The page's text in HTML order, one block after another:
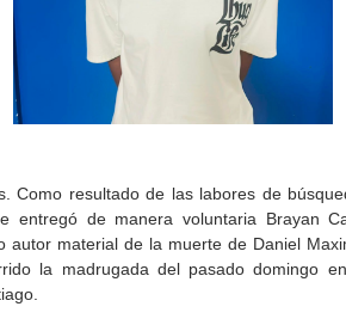
Como resultado de las labores de
entregó de manera voluntaria Brayan
autor material de la muerte de Daniel
la madrugada del pasado domingo